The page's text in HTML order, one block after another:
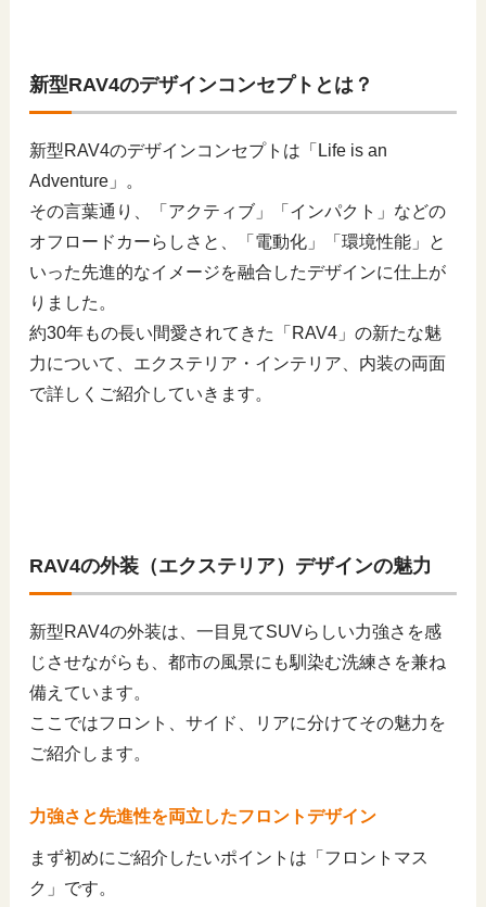
新型RAV4のデザインコンセプトとは？
新型RAV4のデザインコンセプトは「Life is an
Adventure」。
その言葉通り、「アクティブ」「インパクト」などの
オフロードカーらしさと、「電動化」「環境性能」と
いった先進的なイメージを融合したデザインに仕上が
りました。
約30年もの長い間愛されてきた「RAV4」の新たな魅
力について、エクステリア・インテリア、内装の両面
で詳しくご紹介していきます。
RAV4の外装（エクステリア）デザインの魅力
新型RAV4の外装は、一目見てSUVらしい力強さを感
じさせながらも、都市の風景にも馴染む洗練さを兼ね
備えています。
ここではフロント、サイド、リアに分けてその魅力を
ご紹介します。
力強さと先進性を両立したフロントデザイン
まず初めにご紹介したいポイントは「フロントマス
ク」です。